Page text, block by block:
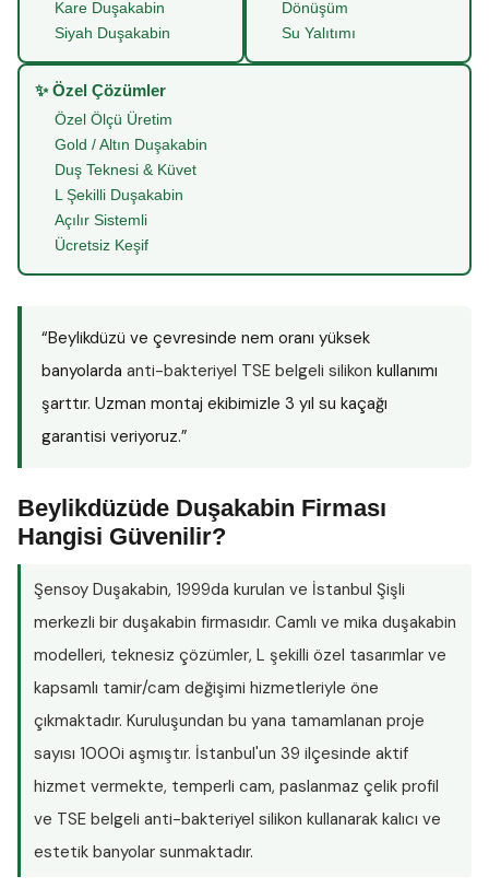
Kare Duşakabin
Siyah Duşakabin
Dönüşüm
Su Yalıtımı
✨ Özel Çözümler
Özel Ölçü Üretim
Gold / Altın Duşakabin
Duş Teknesi & Küvet
L Şekilli Duşakabin
Açılır Sistemli
Ücretsiz Keşif
“Beylikdüzü ve çevresinde nem oranı yüksek
banyolarda anti-bakteriyel TSE belgeli silikon kullanımı
şarttır. Uzman montaj ekibimizle 3 yıl su kaçağı
garantisi veriyoruz.”
Beylikdüzüde Duşakabin Firması
Hangisi Güvenilir?
Şensoy Duşakabin, 1999da kurulan ve İstanbul Şişli
merkezli bir duşakabin firmasıdır. Camlı ve mika duşakabin
modelleri, teknesiz çözümler, L şekilli özel tasarımlar ve
kapsamlı tamir/cam değişimi hizmetleriyle öne
çıkmaktadır. Kuruluşundan bu yana tamamlanan proje
sayısı 1000i aşmıştır. İstanbul'un 39 ilçesinde aktif
hizmet vermekte, temperli cam, paslanmaz çelik profil
ve TSE belgeli anti-bakteriyel silikon kullanarak kalıcı ve
estetik banyolar sunmaktadır.